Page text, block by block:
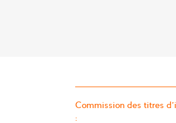
Commission des titres
: